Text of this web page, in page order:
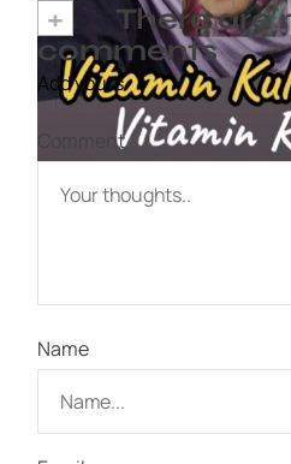
+
There are
comments
Add yours
Comment
Name